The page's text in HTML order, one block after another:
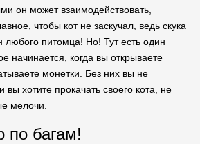
он может взаимодействовать,
чтобы кот не заскучал, ведь скука
питомца! Но! Тут есть один
начинается, когда вы открываете
монетки. Без них вы не
вы хотите прокачать своего кота, не
мелочи.
по багам!